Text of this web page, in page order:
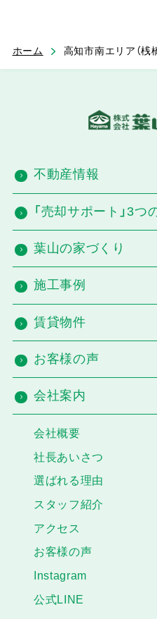
ホーム 高知市南エリア（桟
不動産情報
「売却サポート」3つ
葉山の家づくり
施工事例
賃貸物件
お客様の声
会社案内
会社概要
社長あいさつ
選ばれる理由
スタッフ紹介
アクセス
お客様の声
Instagram
公式LINE